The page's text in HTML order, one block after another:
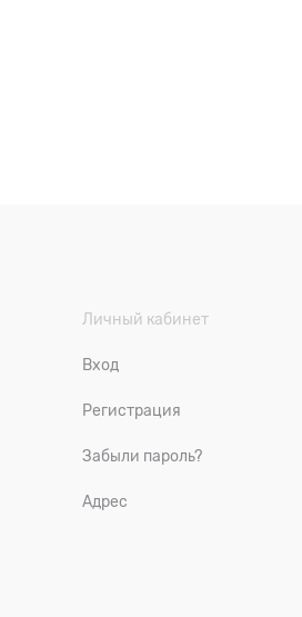
Личный кабинет
Вход
Регистрация
Забыли пароль?
Адрес